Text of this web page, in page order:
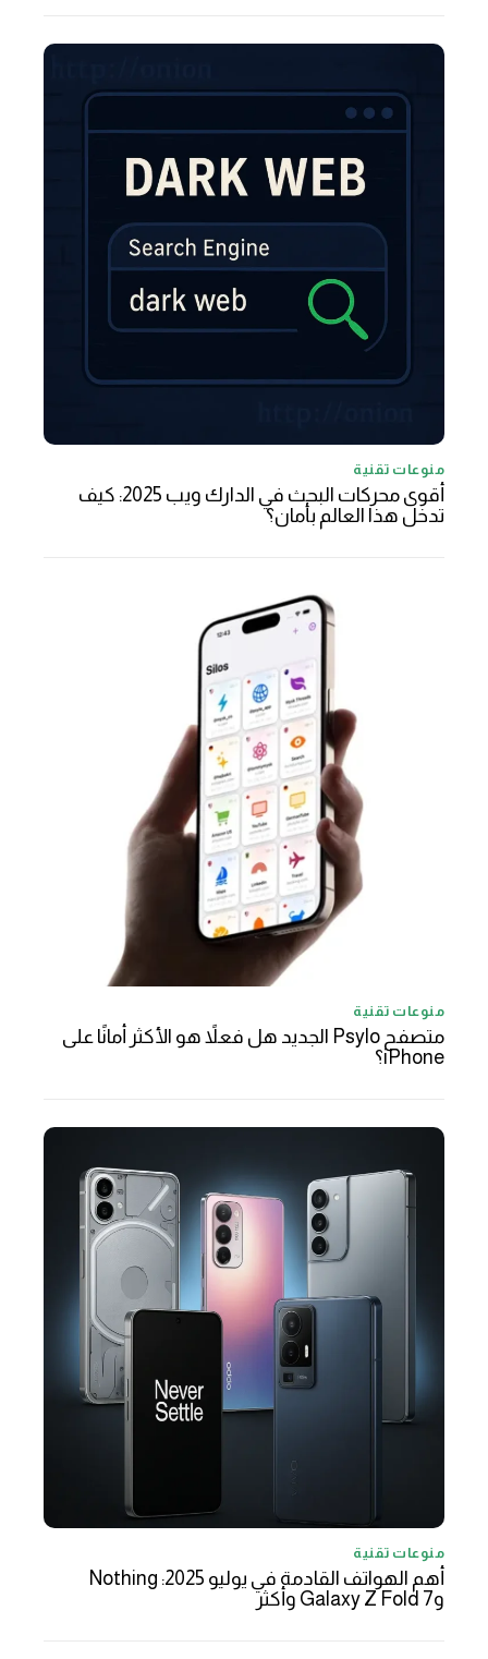
منوعات تقنية
أقوى محركات البحث في الدارك ويب 2025: كيف
تدخل هذا العالم بأمان؟
منوعات تقنية
متصفح Psylo الجديد هل فعلاً هو الأكثر أمانًا على
iPhone؟
منوعات تقنية
أهم الهواتف القادمة في يوليو 2025: Nothing
وGalaxy Z Fold 7 وأكثر